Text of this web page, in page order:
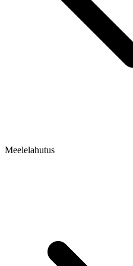
Meelelahutus